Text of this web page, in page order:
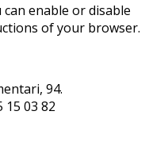
enable or disable
of your browser.
94.
15 03 82